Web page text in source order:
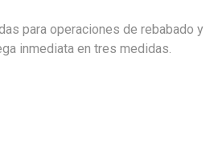
para operaciones de rebabado y
inmediata en tres medidas.